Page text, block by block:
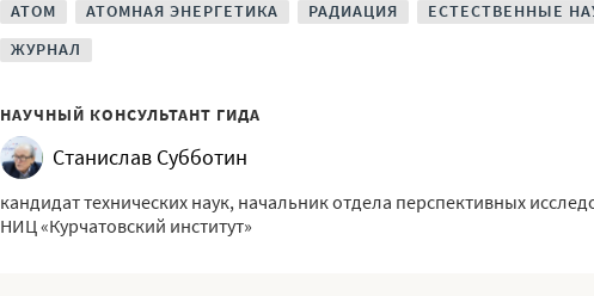
АТОМ АТОМНАЯ ЭНЕРГЕТИКА РАДИАЦИЯ
ЕСТЕСТВЕННЫЕ
ЖУРНАЛ
НАУЧНЫЙ КОНСУЛЬТАНТ ГИДА
Станислав Субботин
кандидат технических наук, начальник отдела перспективных
НИЦ «Курчатовский институт»